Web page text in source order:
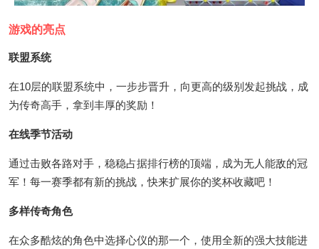
游戏的亮点
联盟系统
在10层的联盟系统中，一步步晋升，向更高的级别发起挑战，成
为传奇高手，拿到丰厚的奖励！
在线季节活动
通过击败各路对手，稳稳占据排行榜的顶端，成为无人能敌的冠
军！每一赛季都有新的挑战，快来扩展你的奖杯收藏吧！
多样传奇角色
在众多酷炫的角色中选择心仪的那一个，使用全新的强大技能进